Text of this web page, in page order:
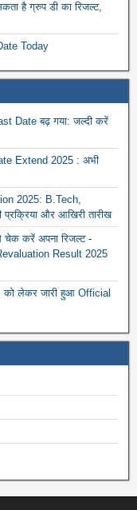
है ग्रुप डी का रिजल्ट,
Today
Date बढ़ गया: जल्दी करें
Extend 2025 : अभी
2025: B.Tech,
और आखिरी तारीख
करें अपना रिजल्ट -
Result 2025
लेकर जारी हुआ Official